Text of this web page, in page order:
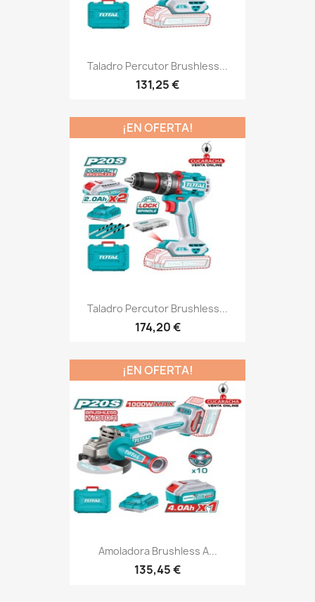
Taladro Percutor Brushless...
131,25 €
Taladro Percutor Brushless...
174,20 €
¡EN OFERTA!
Amoladora Brushless A...
135,45 €
¡EN OFERTA!